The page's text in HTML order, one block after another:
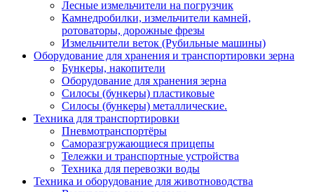
Лесные измельчители на погрузчик
Камнедробилки, измельчители камней,
ротоваторы, дорожные фрезы
Измельчители веток (Рубильные машины)
Оборудование для хранения и транспортировки зерна
Бункеры, накопители
Оборудование для хранения зерна
Силосы (бункеры) пластиковые
Силосы (бункеры) металлические.
Техника для транспортировки
Пневмотранспортёры
Саморазгружающиеся прицепы
Тележки и транспортные устройства
Техника для перевозки воды
Техника и оборудование для животноводства